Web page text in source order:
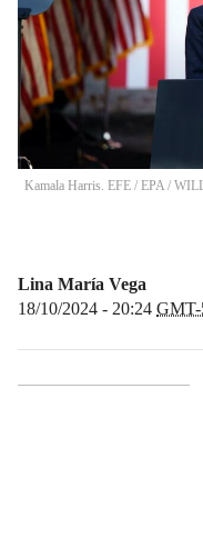
Kamala Harris. EFE / EPA /
Lina María Vega
18/10/2024 - 20:24